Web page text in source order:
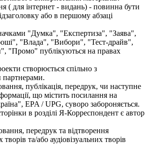
( для інтернет - видань) - повинна бути
або в першому абзаці
"Думка", "Експертиза", "Заява",
"Влада", "Вибори", "Тест-драйв",
"Промо" публікуються на правах
створюється спільно з
партнерами.
публікація, передрук, чи наступне
що містить посилання на
EPA / UPG, суворо забороняється.
в розділі Я-Корреспондент є автор
передрук та відтворення
та/або аудіовізуальних творів